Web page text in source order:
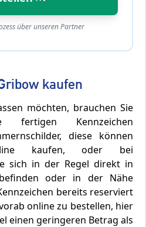
über unseren Partner
kaufen
möchten, brauchen Sie
Kennzeichen
diese können
kaufen, oder bei
sich in der Regel direkt in
oder in der Nähe
bereits reserviert
online zu bestellen, hier
einen geringeren Betrag als